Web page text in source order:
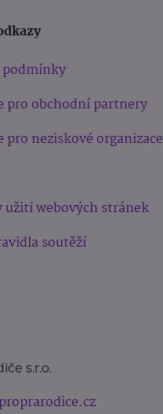
pro obchodní partnery
pro neziskové organizace
užití webových stránek
soutěží
s.r.o.